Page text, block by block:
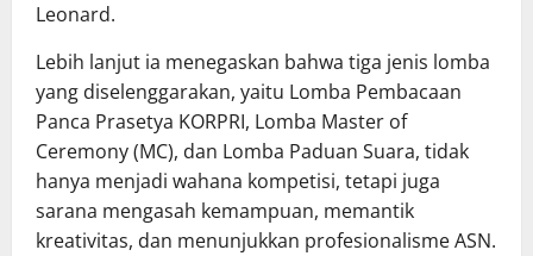
Leonard.
Lebih lanjut ia menegaskan bahwa tiga jenis lomba
yang diselenggarakan, yaitu Lomba Pembacaan
Panca Prasetya KORPRI, Lomba Master of
Ceremony (MC), dan Lomba Paduan Suara, tidak
hanya menjadi wahana kompetisi, tetapi juga
sarana mengasah kemampuan, memantik
kreativitas, dan menunjukkan profesionalisme ASN.